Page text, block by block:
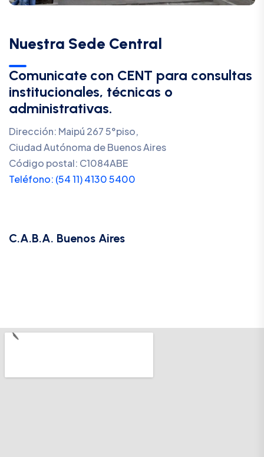
Nuestra Sede Central
Comunicate con CENT para consultas
institucionales, técnicas o
administrativas.
Dirección: Maipú 267 5°piso,
Ciudad Autónoma de Buenos Aires
Código postal: C1084ABE
Teléfono: (54 11) 4130 5400
C.A.B.A. Buenos Aires